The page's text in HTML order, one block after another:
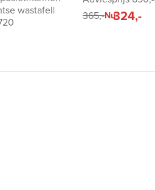
wastafel|
365,-Nu324,-